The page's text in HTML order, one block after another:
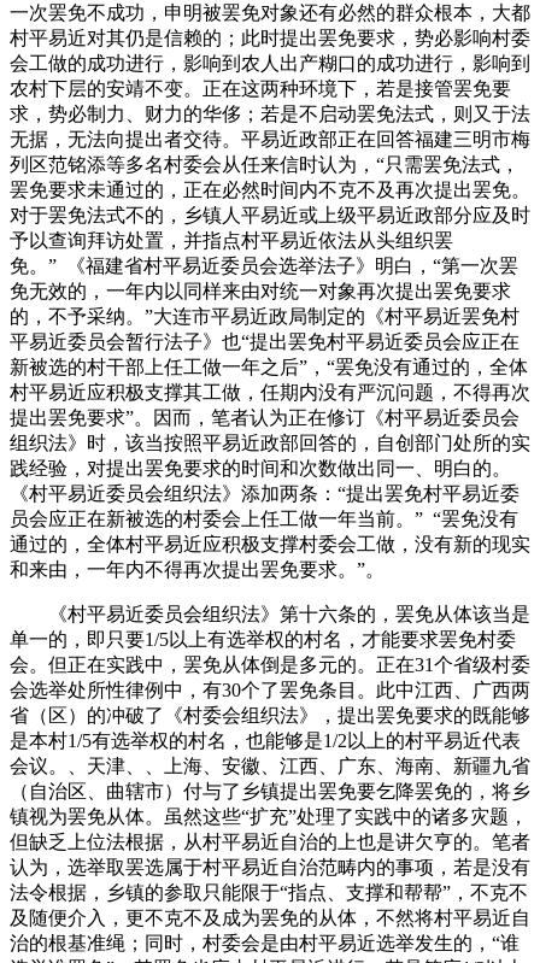
一次罢免不成功，申明被罢免对象还有必然的群众根本，大都
村平易近对其仍是信赖的；此时提出罢免要求，势必影响村委
会工做的成功进行，影响到农人出产糊口的成功进行，影响到
农村下层的安靖不变。正在这两种环境下，若是接管罢免要
求，势必制力、财力的华侈；若是不启动罢免法式，则又于法
无据，无法向提出者交待。平易近政部正在回答福建三明市梅
列区范铭添等多名村委会从任来信时认为，“只需罢免法式，
罢免要求未通过的，正在必然时间内不克不及再次提出罢免。
对于罢免法式不的，乡镇人平易近或上级平易近政部分应及时
予以查询拜访处置，并指点村平易近依法从头组织罢
免。” 《福建省村平易近委员会选举法子》明白，“第一次罢
免无效的，一年内以同样来由对统一对象再次提出罢免要求
的，不予采纳。”大连市平易近政局制定的《村平易近罢免村
平易近委员会暂行法子》也“提出罢免村平易近委员会应正在
新被选的村干部上任工做一年之后”，“罢免没有通过的，全体
村平易近应积极支撑其工做，任期内没有严沉问题，不得再次
提出罢免要求”。因而，笔者认为正在修订《村平易近委员会
组织法》时，该当按照平易近政部回答的，自创部门处所的实
践经验，对提出罢免要求的时间和次数做出同一、明白的。
《村平易近委员会组织法》添加两条：“提出罢免村平易近委
员会应正在新被选的村委会上任工做一年当前。” “罢免没有
通过的，全体村平易近应积极支撑村委会工做，没有新的现实
和来由，一年内不得再次提出罢免要求。”。
《村平易近委员会组织法》第十六条的，罢免从体该当是
单一的，即只要1/5以上有选举权的村名，才能要求罢免村委
会。但正在实践中，罢免从体倒是多元的。正在31个省级村委
会选举处所性律例中，有30个了罢免条目。此中江西、广西两
省（区）的冲破了《村委会组织法》，提出罢免要求的既能够
是本村1/5有选举权的村名，也能够是1/2以上的村平易近代表
会议。、天津、、上海、安徽、江西、广东、海南、新疆九省
（自治区、曲辖市）付与了乡镇提出罢免要乞降罢免的，将乡
镇视为罢免从体。虽然这些“扩充”处理了实践中的诸多灾题，
但缺乏上位法根据，从村平易近自治的上也是讲欠亨的。笔者
认为，选举取罢选属于村平易近自治范畴内的事项，若是没有
法令根据，乡镇的参取只能限于“指点、支撑和帮帮”，不克不
及随便介入，更不克不及成为罢免的从体，不然将村平易近自
治的根基准绳；同时，村委会是由村平易近选举发生的，“谁